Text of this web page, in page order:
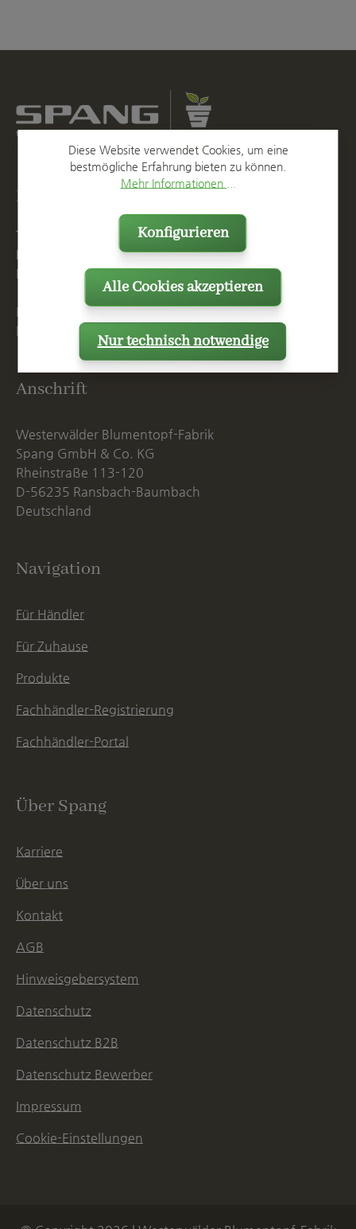
Kontakt
T
F
+49 2623 887 149
E
info@spang.de
Mo. - Do. 07:15 - 16:00 Uhr
Fr. bis 14:00 Uhr
Anschrift
Westerwälder Blumentopf-Fabrik
Spang GmbH & Co. KG
Rheinstraße 113-120
D-56235 Ransbach-Baumbach
Deutschland
Navigation
Für Händler
Für Zuhause
Produkte
Fachhändler-Registrierung
Fachhändler-Portal
Über Spang
Karriere
Über uns
Kontakt
AGB
Hinweisgebersystem
Datenschutz
Datenschutz B2B
Datenschutz Bewerber
Impressum
Cookie-Einstellungen
Diese Website verwendet Cookies, um eine
bestmögliche Erfahrung bieten zu können.
Mehr Informationen ...
Nur technisch notwendige
Konfigurieren
Alle Cookies akzeptieren